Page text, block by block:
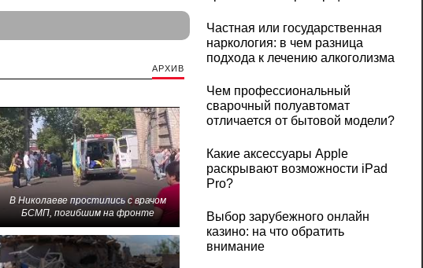
АРХИВ
В Николаеве простились с врачом
БСМП, погибшим на фронте
Частная или государственная
наркология: в чем разница
подхода к лечению алкоголизма
Чем профессиональный
сварочный полуавтомат
отличается от бытовой модели?
Какие аксессуары Apple
раскрывают возможности iPad
Pro?
Выбор зарубежного онлайн
казино: на что обратить
внимание